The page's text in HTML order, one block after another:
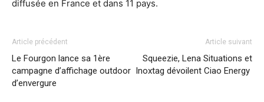
diffusée en France et dans 11 pays.
Article précédent
Le Fourgon lance sa 1ère
campagne d’affichage outdoor
d’envergure
Article suivant
Squeezie, Lena Situations et
Inoxtag dévoilent Ciao Energy